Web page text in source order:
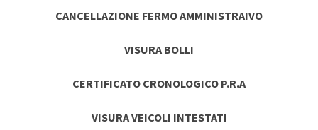
CANCELLAZIONE FERMO AMMINISTRAIVO
VISURA BOLLI
CERTIFICATO CRONOLOGICO P.R.A
VISURA VEICOLI INTESTATI